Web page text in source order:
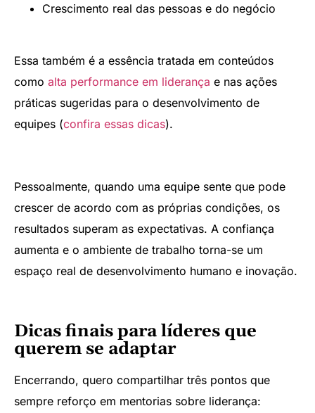
Crescimento real das pessoas e do negócio
Essa também é a essência tratada em conteúdos
como alta performance em liderança e nas ações
práticas sugeridas para o desenvolvimento de
equipes (confira essas dicas).
Pessoalmente, quando uma equipe sente que pode
crescer de acordo com as próprias condições, os
resultados superam as expectativas. A confiança
aumenta e o ambiente de trabalho torna-se um
espaço real de desenvolvimento humano e inovação.
Dicas finais para líderes que
querem se adaptar
Encerrando, quero compartilhar três pontos que
sempre reforço em mentorias sobre liderança: